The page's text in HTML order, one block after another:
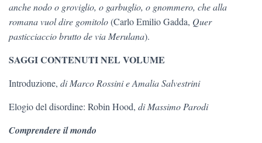
anche nodo o groviglio, o garbuglio, o gnommero, che alla
romana vuol dire gomitolo(Carlo Emilio Gadda, Quer
pasticciaccio brutto de via Merulana).
SAGGI CONTENUTI NEL VOLUME
Introduzione, di Marco Rossini e Amalia Salvestrini
Elogio del disordine: Robin Hood, di Massimo Parodi
Comprendere il mondo